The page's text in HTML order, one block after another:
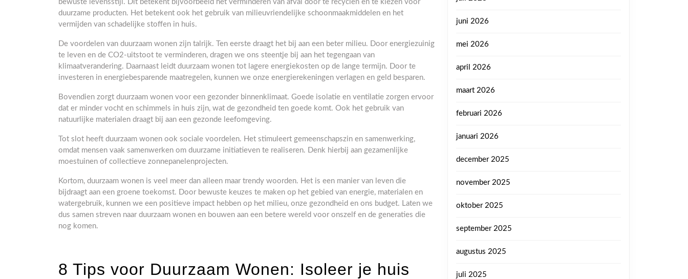
bewuste levensstijl. Dit betekent bijvoorbeeld het verminderen van afval door te recyclen en te kiezen voor
duurzame producten. Het betekent ook het gebruik van milieuvriendelijke schoonmaakmiddelen en het
vermijden van schadelijke stoffen in huis.
De voordelen van duurzaam wonen zijn talrijk. Ten eerste draagt het bij aan een beter milieu. Door energiezuinig
te leven en de CO2-uitstoot te verminderen, dragen we ons steentje bij aan het tegengaan van
klimaatverandering. Daarnaast leidt duurzaam wonen tot lagere energiekosten op de lange termijn. Door te
investeren in energiebesparende maatregelen, kunnen we onze energierekeningen verlagen en geld besparen.
Bovendien zorgt duurzaam wonen voor een gezonder binnenklimaat. Goede isolatie en ventilatie zorgen ervoor
dat er minder vocht en schimmels in huis zijn, wat de gezondheid ten goede komt. Ook het gebruik van
natuurlijke materialen draagt bij aan een gezonde leefomgeving.
Tot slot heeft duurzaam wonen ook sociale voordelen. Het stimuleert gemeenschapszin en samenwerking,
omdat mensen vaak samenwerken om duurzame initiatieven te realiseren. Denk hierbij aan gezamenlijke
moestuinen of collectieve zonnepanelenprojecten.
Kortom, duurzaam wonen is veel meer dan alleen maar trendy woorden. Het is een manier van leven die
bijdraagt aan een groene toekomst. Door bewuste keuzes te maken op het gebied van energie, materialen en
watergebruik, kunnen we een positieve impact hebben op het milieu, onze gezondheid en ons budget. Laten we
dus samen streven naar duurzaam wonen en bouwen aan een betere wereld voor onszelf en de generaties die
nog komen.
8 Tips voor Duurzaam Wonen: Isoleer je huis
juni 2026
mei 2026
april 2026
maart 2026
februari 2026
januari 2026
december 2025
november 2025
oktober 2025
september 2025
augustus 2025
juli 2025